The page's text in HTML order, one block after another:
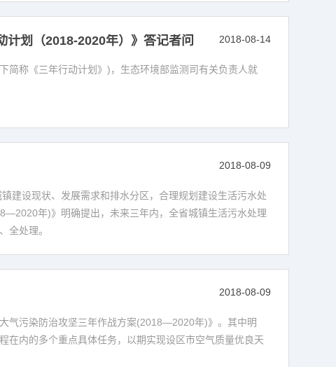
划（2018-2020年）》答记者问 2018-08-14
简称《三年行动计划》)，生态环境部监测司有关负责人就
2018-08-09
建设现状、发展需求和排水分区，合理规划建设生活污水处
年)》明确提出，未来三年内，全省城镇生活污水处理
全处理。
2018-08-09
气污染防治攻坚三年作战方案(2018—2020年)》。其中明
在内的多个重点具体任务，以期实现设区市空气质量优良天